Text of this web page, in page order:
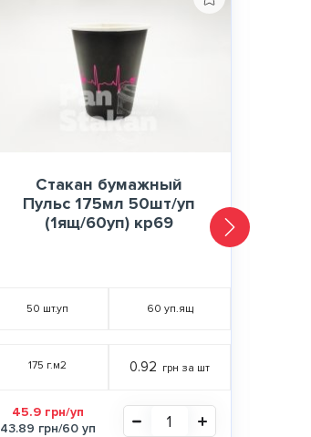
Стакан бумажный
Пульс 175мл 50шт/уп
(1ящ/60уп) кр69
50 шт.уп 60 уп.ящ
175 г.м2 0.92 грн за шт
45.9 грн/уп
43.89 грн/60 уп